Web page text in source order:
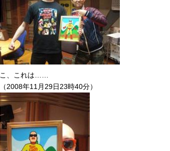
こ、これは……
（2008年11月29日23時40分）